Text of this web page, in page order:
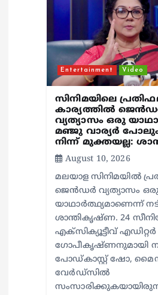
Entertainment Video
സിനിമയിലെ
കാര്യത്തില്‍
വ്യത്യാസം ഒരു
മഞ്ജു വാര്യര്‍
നിന്ന് മുക്തയല്ല:
August 10, 2026
മലയാള സിനിമയില്‍
ജെന്‍ഡര്‍ വ്യത്യാസം
യാഥാര്‍ത്ഥ്യമാണെന്ന്
ശാന്തികൃഷ്ണ. 24
എക്സിക്യൂട്ടീവ്
ഗോപീകൃഷ്ണനുമായി
പോഡ്കാസ്റ്റ് ഷോ,
വേര്‍ഡ്സില്‍